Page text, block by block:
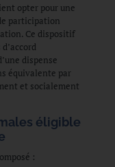
opter pour une
participation
Ce dispositif
dispense
équivalente par
et socialement
éligible
: